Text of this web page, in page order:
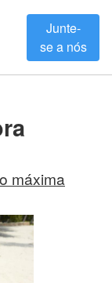
Junte-
se a nós
máxima